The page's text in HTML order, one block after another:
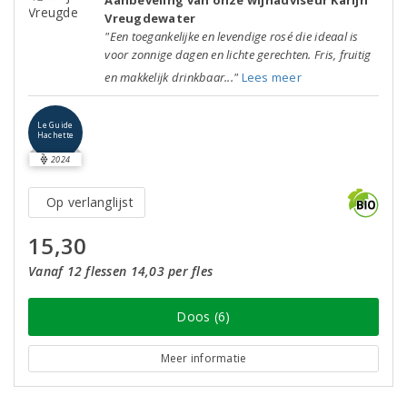
Vreugdewater
"Een toegankelijke en levendige rosé die ideaal is
voor zonnige dagen en lichte gerechten. Fris, fruitig
en makkelijk drinkbaar..." Lees meer
Le Guide
Hachette
2024
Op verlanglijst
15,30
Vanaf 12 flessen 14,03 per fles
Doos (6)
Meer informatie